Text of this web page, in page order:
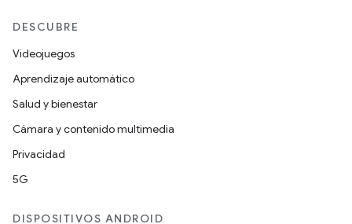
DESCUBRE
Videojuegos
Aprendizaje automático
Salud y bienestar
Cámara y contenido multimedia
Privacidad
5G
DISPOSITIVOS ANDROID